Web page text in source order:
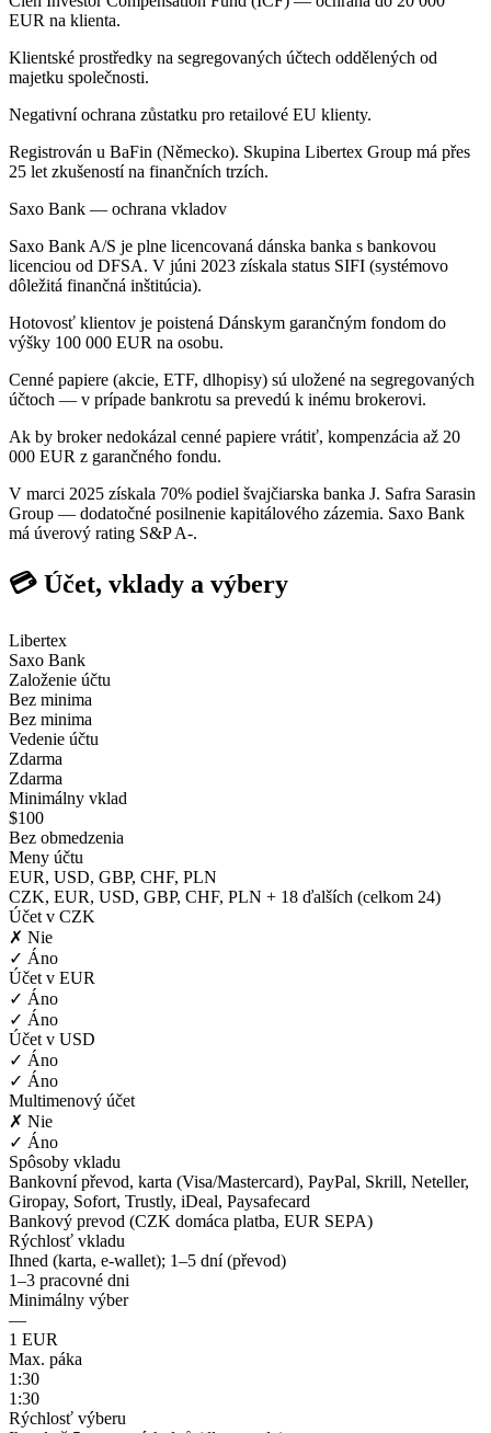
EUR na klienta.
Klientské prostředky na segregovaných účtech oddělených od
majetku společnosti.
Negativní ochrana zůstatku pro retailové EU klienty.
Registrován u BaFin (Německo). Skupina Libertex Group má přes
25 let zkušeností na finančních trzích.
Saxo Bank — ochrana vkladov
Saxo Bank A/S je plne licencovaná dánska banka s bankovou
licenciou od DFSA. V júni 2023 získala status SIFI (systémovo
dôležitá finančná inštitúcia).
Hotovosť klientov je poistená Dánskym garančným fondom do
výšky 100 000 EUR na osobu.
Cenné papiere (akcie, ETF, dlhopisy) sú uložené na segregovaných
účtoch — v prípade bankrotu sa prevedú k inému brokerovi.
Ak by broker nedokázal cenné papiere vrátiť, kompenzácia až 20
000 EUR z garančného fondu.
V marci 2025 získala 70% podiel švajčiarska banka J. Safra Sarasin
Group — dodatočné posilnenie kapitálového zázemia. Saxo Bank
má úverový rating S&P A-.
💳 Účet, vklady a výbery
Libertex
Saxo Bank
Založenie účtu
Bez minima
Bez minima
Vedenie účtu
Zdarma
Zdarma
Minimálny vklad
$100
Bez obmedzenia
Meny účtu
EUR, USD, GBP, CHF, PLN
CZK, EUR, USD, GBP, CHF, PLN + 18 ďalších (celkom 24)
Účet v CZK
✗ Nie
✓ Áno
Účet v EUR
✓ Áno
✓ Áno
Účet v USD
✓ Áno
✓ Áno
Multimenový účet
✗ Nie
✓ Áno
Spôsoby vkladu
Bankovní převod, karta (Visa/Mastercard), PayPal, Skrill, Neteller,
Giropay, Sofort, Trustly, iDeal, Paysafecard
Bankový prevod (CZK domáca platba, EUR SEPA)
Rýchlosť vkladu
Ihned (karta, e-wallet); 1–5 dní (převod)
1–3 pracovné dni
Minimálny výber
—
1 EUR
Max. páka
1:30
1:30
Rýchlosť výberu